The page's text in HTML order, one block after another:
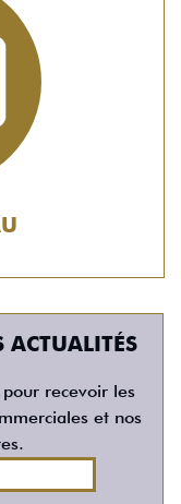
ACTUALITÉS
recevoir les
et nos